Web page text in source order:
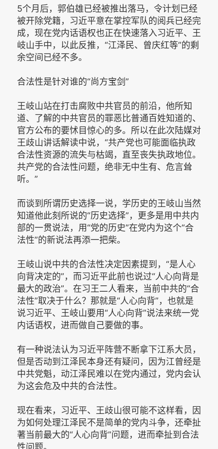
5个月后，郭伯雄已经被推出落马，令计划已经
被开除党籍，习近平意在掌控军队的阅兵已经完
成，现在党内话语权也正在快速落入习近平、王
岐山手中，以此反推，“江泽民、曾庆红等”的剩
余空间已经不多。
合法性是针对谁的“尚方宝剑”
王岐山站在打击腐败中共官员的前沿，他所知
道、了解的中共官员的罪恶比普通百姓知道的、
官方公布的要怵目惊心的多。所以在此次陆媒对
王歧山讲话解读中说，“共产党也可能面临执政
合法性资源的流失与枯竭，直至丧失执政地位。
共产党的合法性问题，绝非无中生有、危言耸
听。”
而谈到所谓历史选择一说，学历史的王岐山当然
知道他此刻所说的“历史选择”，更多是用中共内
部的一贯说法，用“党的历史”在党内为这个“合
法性”的新说法再添一把柴。
王岐山说中共的合法性决定因素提到，“是人心
向背决定的”，而习近平此前也说过“人心向背是
最大的政治”。在习王二人看来，当前中共的“合
法性”取决于什么？那就是“人心向背”，也就是
说习近平、王岐山要用“人心向背”说法来统一党
内话语权，进而做自己要做的事。
有一种说法认为习近平阵营不断拿下江系大员，
但是否动到江泽民本身还有疑问，因为江曾经是
中共党魁，动江泽民难以在党内通过，党内会认
为这会危及中共的合法性。
现在看来，习近平、王歧山很可能不这样看，因
为如何处理江泽民不是简单的党内斗争，还牵扯
著当前最大的“人心向背”问题，进而牵扯到合法
性问题。